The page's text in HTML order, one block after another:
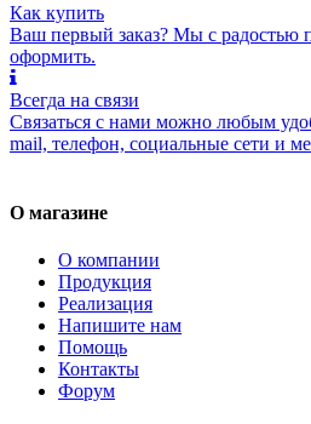
Как купить
Ваш первый заказ? Мы с радостью
оформить.
Всегда на связи
Связаться с нами можно любым
mail, телефон, социальные сети и
О магазине
О компании
Продукция
Реализация
Напишите нам
Помощь
Контакты
Форум